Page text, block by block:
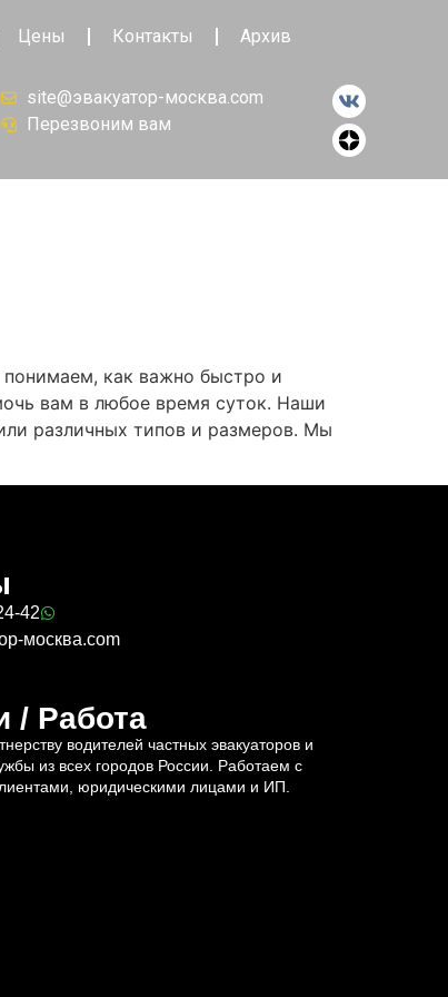
Цены Контакты Архив
site@эвакуатор-москва.com
Перезвоним вам
как важно быстро и
вам в любое время суток. Наши
различных типов и размеров. Мы
42
москва.com
/ Работа
водителей частных эвакуаторов и
из всех городов России. Работаем с
юридическими лицами и ИП.